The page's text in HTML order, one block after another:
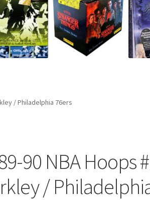
/ Philadelphia 76ers
90 NBA Hoops
/